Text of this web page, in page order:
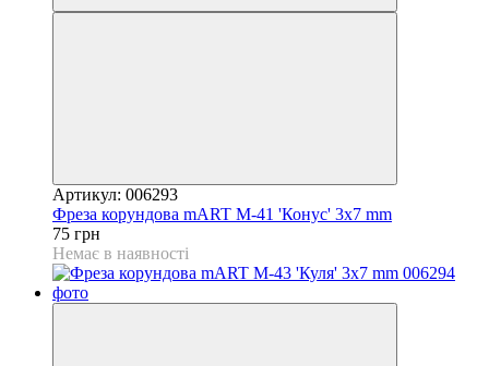
Артикул: 006293
Фреза корундова mART М-41 'Конус' 3x7 mm
75 грн
Немає в наявності